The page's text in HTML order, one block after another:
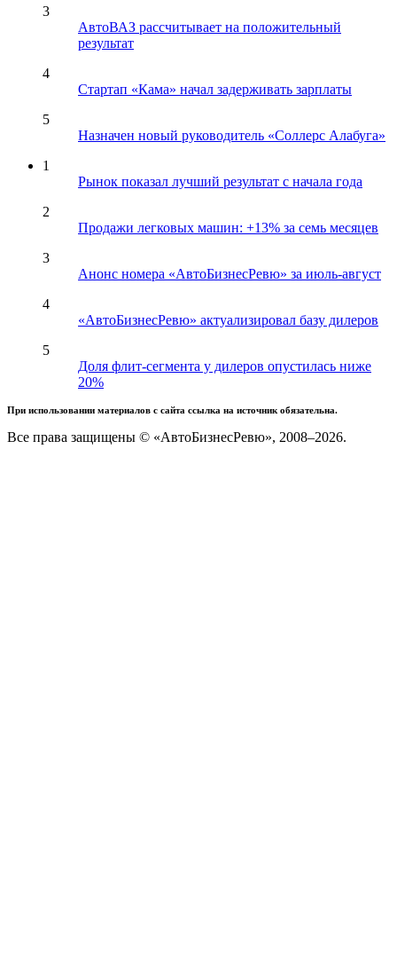
3
АвтоВАЗ рассчитывает на положительный
результат
4
Стартап «Кама» начал задерживать зарплаты
5
Назначен новый руководитель «Соллерс Алабуга»
1
Рынок показал лучший результат с начала года
2
Продажи легковых машин: +13% за семь месяцев
3
Анонс номера «АвтоБизнесРевю» за июль-август
4
«АвтоБизнесРевю» актуализировал базу дилеров
5
Доля флит-сегмента у дилеров опустилась ниже
20%
При использовании материалов с сайта ссылка на источник обязательна.
Все права защищены © «АвтоБизнесРевю», 2008–2026.